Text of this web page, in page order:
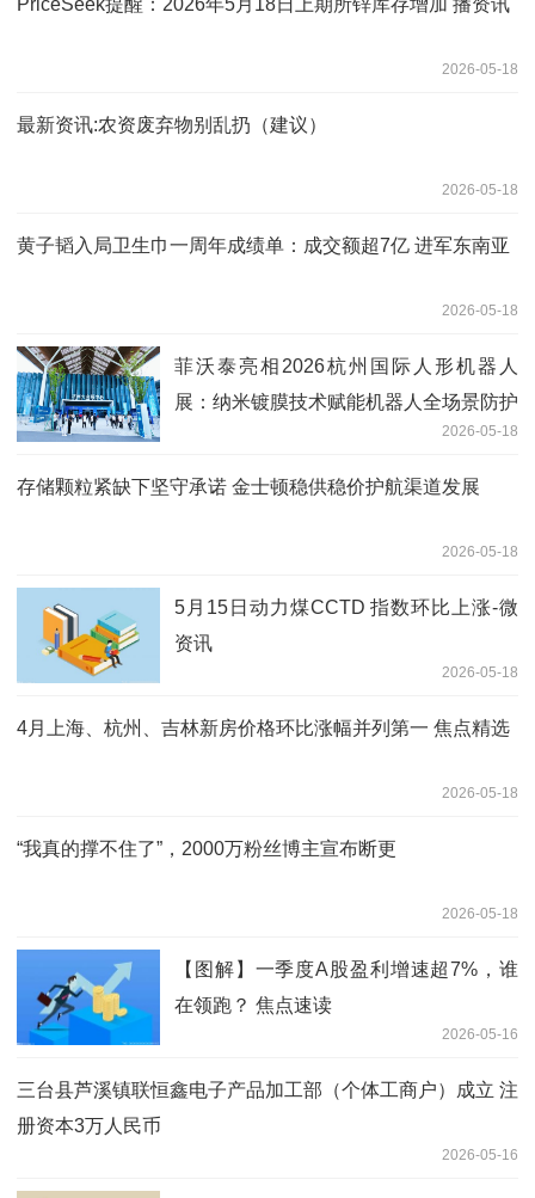
2026-05-18
最新资讯:农资废弃物别乱扔（建议）
2026-05-18
黄子韬入局卫生巾一周年成绩单：成交额超7亿 进军东南亚
2026-05-18
菲沃泰亮相2026杭州国际人形机器人
展：纳米镀膜技术赋能机器人全场景防护
2026-05-18
存储颗粒紧缺下坚守承诺 金士顿稳供稳价护航渠道发展
2026-05-18
5月15日动力煤CCTD 指数环比上涨-微
资讯
2026-05-18
4月上海、杭州、吉林新房价格环比涨幅并列第一 焦点精选
2026-05-18
“我真的撑不住了”，2000万粉丝博主宣布断更
2026-05-18
【图解】一季度A股盈利增速超7%，谁
在领跑？ 焦点速读
2026-05-16
三台县芦溪镇联恒鑫电子产品加工部（个体工商户）成立 注
册资本3万人民币
2026-05-16